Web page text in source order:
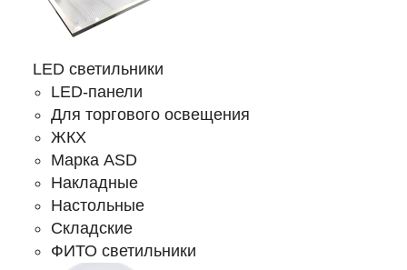
LED светильники
LED-панели
Для торгового освещения
ЖКХ
Марка ASD
Накладные
Настольные
Складские
ФИТО светильники